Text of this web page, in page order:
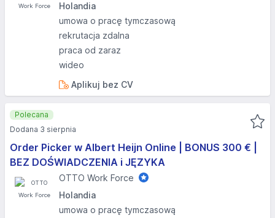
Holandia
umowa o pracę tymczasową
rekrutacja zdalna
praca od zaraz
wideo
Aplikuj bez CV
Order Picker w Albert Heijn Online | BONUS 300 € |
BEZ DOŚWIADCZENIA i JĘZYKA
OTTO Work Force
Holandia
umowa o pracę tymczasową
Polecana
Dodana 3 sierpnia